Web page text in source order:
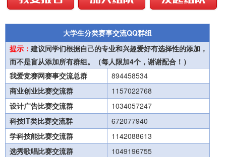
大学生分类赛事交流QQ群组
提示： 建议同学们根据自己的专业和兴趣爱好有选择性的添加，
而不是盲从添加所有群组。（每人限加4个，谢谢配合！）
我爱竞赛网赛事交流总群
894458534
商业创业比赛交流群
1157022768
设计广告比赛交流群
1034057247
科技IT类比赛交流群
672077940
学科技能比赛交流群
1142088613
选秀歌唱比赛交流群
1049196755